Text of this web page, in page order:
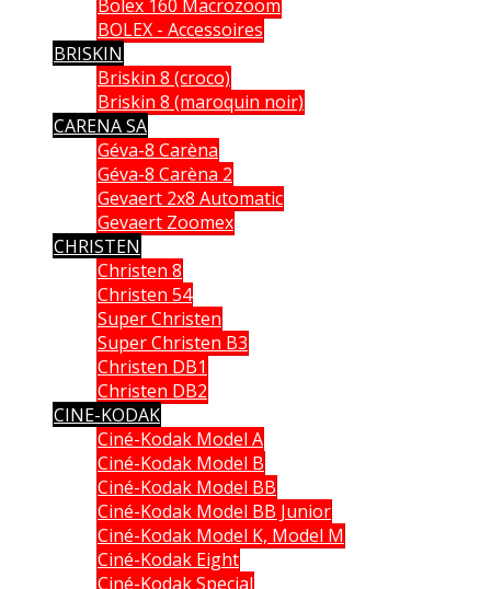
Bolex 160 Macrozoom
BOLEX - Accessoires
BRISKIN
Briskin 8 (croco)
Briskin 8 (maroquin noir)
CARENA SA
Géva-8 Carèna
Géva-8 Carèna 2
Gevaert 2x8 Automatic
Gevaert Zoomex
CHRISTEN
Christen 8
Christen 54
Super Christen
Super Christen B3
Christen DB1
Christen DB2
CINE-KODAK
Ciné-Kodak Model A
Ciné-Kodak Model B
Ciné-Kodak Model BB
Ciné-Kodak Model BB Junior
Ciné-Kodak Model K, Model M
Ciné-Kodak Eight
Ciné-Kodak Special